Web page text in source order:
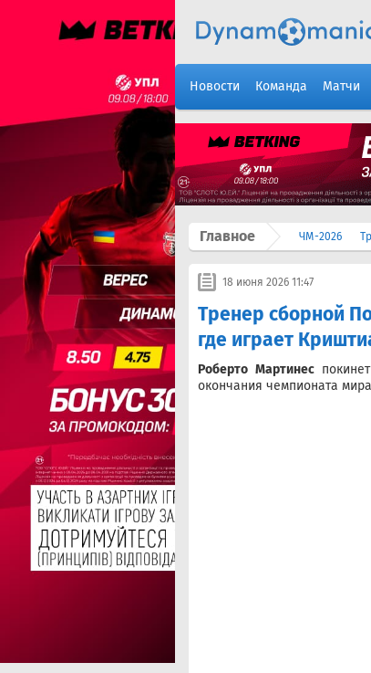
Новости Команда Матчи
Главное ЧМ-2026
18 июня 2026 11:47
Тренер сборной
где играет
Роберто Мартинес
окончания чемпионата